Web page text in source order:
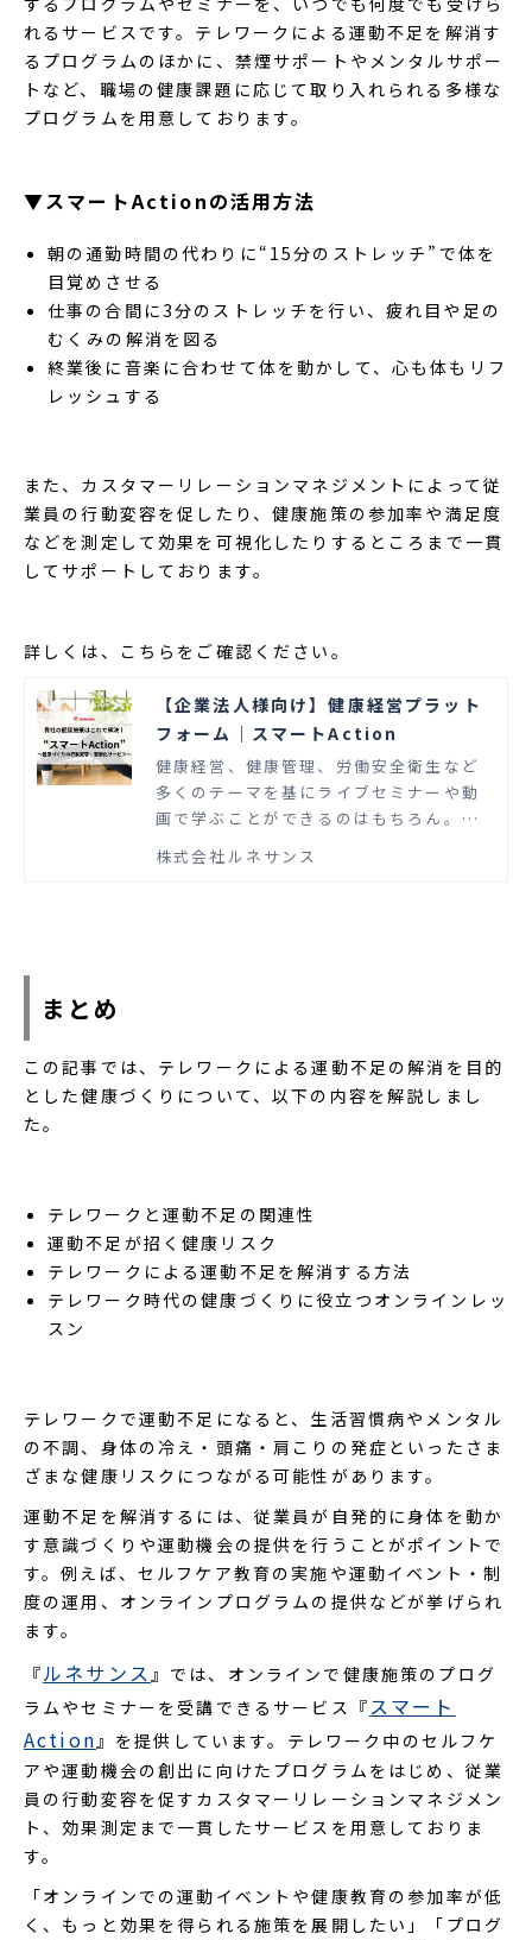
れるサービスです。テレワークによる運動不足を解消す
るプログラムのほかに、禁煙サポートやメンタルサポー
トなど、職場の健康課題に応じて取り入れられる多様な
プログラムを用意しております。
▼スマートActionの活用方法
朝の通勤時間の代わりに“15分のストレッチ”で体を
目覚めさせる
仕事の合間に3分のストレッチを行い、疲れ目や足の
むくみの解消を図る
終業後に音楽に合わせて体を動かして、心も体もリフ
レッシュする
また、カスタマーリレーションマネジメントによって従
業員の行動変容を促したり、健康施策の参加率や満足度
などを測定して効果を可視化したりするところまで一貫
してサポートしております。
詳しくは、こちらをご確認ください。
【企業法人様向け】健康経営プラット
フォーム｜スマートAction
健康経営、健康管理、労働安全衛生など
多くのテーマを基にライブセミナーや動
画で学ぶことができるのはもちろん。参
加率を高めるための“行動変容”につなが
る施策から“効果測定”まで、一貫したサ
株式会社ルネサンス
まとめ
この記事では、テレワークによる運動不足の解消を目的
とした健康づくりについて、以下の内容を解説しまし
た。
テレワークと運動不足の関連性
運動不足が招く健康リスク
テレワークによる運動不足を解消する方法
テレワーク時代の健康づくりに役立つオンラインレッ
スン
テレワークで運動不足になると、生活習慣病やメンタル
の不調、身体の冷え・頭痛・肩こりの発症といったさま
ざまな健康リスクにつながる可能性があります。
運動不足を解消するには、従業員が自発的に身体を動か
す意識づくりや運動機会の提供を行うことがポイントで
す。例えば、セルフケア教育の実施や運動イベント・制
度の運用、オンラインプログラムの提供などが挙げられ
ます。
『ルネサンス』では、オンラインで健康施策のプログ
ラムやセミナーを受講できるサービス『スマート
Action』を提供しています。テレワーク中のセルフケ
アや運動機会の創出に向けたプログラムをはじめ、従業
員の行動変容を促すカスタマーリレーションマネジメン
ト、効果測定まで一貫したサービスを用意しておりま
す。
「オンラインでの運動イベントや健康教育の参加率が低
く、もっと効果を得られる施策を展開したい」「プログ